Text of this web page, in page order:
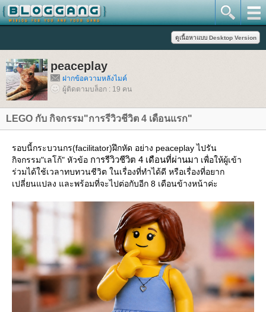
peaceplay
ฝากข้อความหลังไมค์
ผู้ติดตามบล็อก : 19 คน
LEGO กับ กิจกรรม"การรีวิวชีวิต 4 เดือนแรก"
รอบนี้กระบวนกร(facilitator)ฝึกหัด อย่าง peaceplay ไปรัน
กิจกรรม"เลโก้" หัวข้อ การรีวิวชีวิต 4 เดือนที่ผ่านมา เพื่อให้ผู้เข้า
ร่วมได้ใช้เวลาทบทวนชีวิต ในเรื่องที่ทำได้ดี หรือเรื่องที่อยาก
เปลี่ยนแปลง และพร้อมที่จะไปต่อกับอีก 8 เดือนข้างหน้าค่ะ